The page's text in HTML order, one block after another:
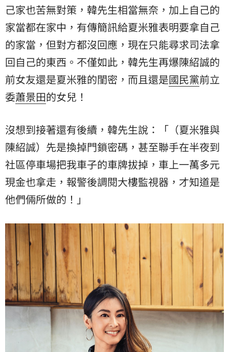
己家也苦無對策，韓先生相當無奈，加上自己的
家當都在家中，有傳簡訊給夏米雅表明要拿自己
的家當，但對方都沒回應，現在只能尋求司法拿
回自己的東西。不僅如此，韓先生再爆陳紹誠的
前女友還是夏米雅的閨密，而且還是國民黨前立
委蕭景田的女兒！
沒想到接著還有後續，韓先生說：「（夏米雅與
陳紹誠）先是換掉門鎖密碼，甚至聯手在半夜到
社區停車場把我車子的車牌拔掉，車上一萬多元
現金也拿走，報警後調閱大樓監視器，才知道是
他們倆所做的！」